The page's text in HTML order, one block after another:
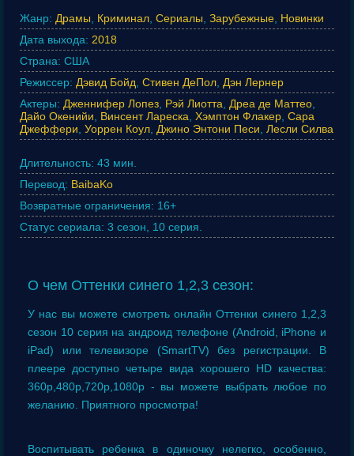
Жанр: Драмы Криминал Сериалы Зарубежные Новинки
Дата выхода: 2018
Страна: США
Режиссер: Дэвид Бойд Стивен ДеПол Дэн Лернер
Актеры: Дженнифер Лопез Рэй Лиотта Дреа де Маттео
Дайо Окенийи
Винсент Лареска Хэмптон Флакер Сара
Джеффери Уоррен Коул Джино Энтони Песи Лесли Силва
Длительность: 43 мин.
Перевод: BaibaKo
Возвратные ограничения: 16+
Статус сериала: 3 сезон, 10 серия.
О чем Оттенки синего 1,2,3 сезон:
У нас вы можете смотреть онлайн Оттенки синего 1,2,3
сезон 10 серия на андроид телефоне (Android, iPhone и
iPad) или телевизоре (SmartTV) без регистрации. В
плеере доступно четыре вида хорошего HD качества:
360p,480p,720p,1080p - вы можете выбрать любое по
желанию. Приятного просмотра!
Воспитывать ребенка в одиночку нелегко, особенно,